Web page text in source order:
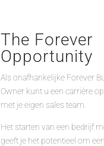
The Forever
Opportunity
Als onafhankelijke Forever
Owner kunt u een carrière
met je eigen sales team.
Het starten van een bedrijf
geeft je het potentieel om een